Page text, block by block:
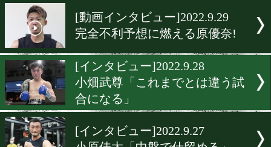
2022年9月のニュース
新着 KO KiNG ダイエット 女子情報
[動画インタビュー
完全不利予想に燃える原優
[インタビュー]2022.9.28